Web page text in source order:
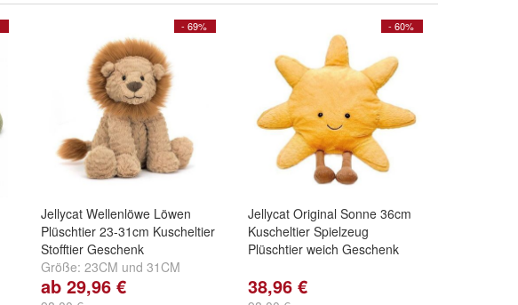
- 69%
Jellycat Wellenlöwe Löwen
Plüschtier 23-31cm Kuscheltier
Stofftier Geschenk
Größe: 23CM und 31CM
ab 29,96 €
- 60%
Jellycat Original Sonne 36cm
Kuscheltier Spielzeug
Plüschtier weich Geschenk
38,96 €